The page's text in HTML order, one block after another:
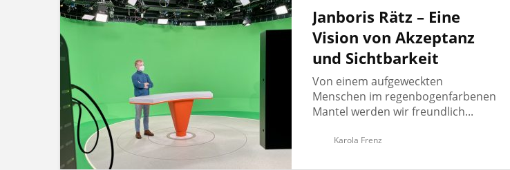
Janboris Rätz – Eine
Vision von Akzeptanz
und Sichtbarkeit
Von einem aufgeweckten
Menschen im regenbogenfarbenen
Mantel werden wir freundlich...
Karola Frenz